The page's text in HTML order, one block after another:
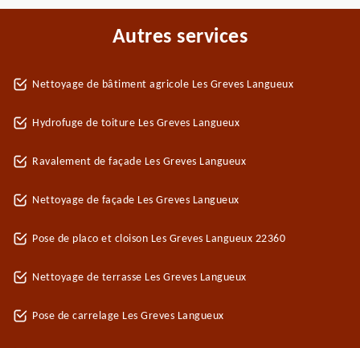
Autres services
Nettoyage de bâtiment agricole Les Greves Langueux
Hydrofuge de toiture Les Greves Langueux
Ravalement de façade Les Greves Langueux
Nettoyage de façade Les Greves Langueux
Pose de placo et cloison Les Greves Langueux 22360
Nettoyage de terrasse Les Greves Langueux
Pose de carrelage Les Greves Langueux